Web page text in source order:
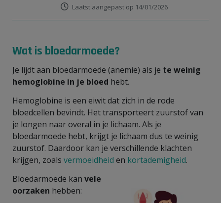
Laatst aangepast op 14/01/2026
Wat is bloedarmoede?
Je lijdt aan bloedarmoede (anemie) als je te weinig
hemoglobine in je bloed hebt.
Hemoglobine is een eiwit dat zich in de rode
bloedcellen bevindt. Het transporteert zuurstof van
je longen naar overal in je lichaam. Als je
bloedarmoede hebt, krijgt je lichaam dus te weinig
zuurstof. Daardoor kan je verschillende klachten
krijgen, zoals vermoeidheid en kortademigheid.
Bloedarmoede kan vele
oorzaken hebben: